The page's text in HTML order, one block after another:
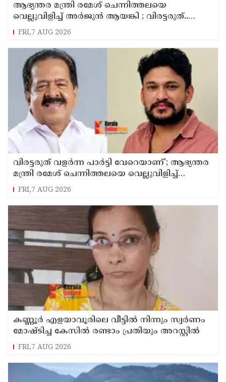
ആഭ്യന്തര മന്ത്രി രമേശ് ചെന്നിത്തലയെ
വെല്ലുവിളിച്ച് അ‍ർജുൻ ആയങ്കി ; വിരട്ടരുത്..
വളർന്ന പാർട്ടി വേറെയാണ് !
FRI,7 AUG 2026
വിരട്ടരുത് വളര്‍ന്ന പാര്‍ട്ടി വേറെയാണ്'; ആഭ്യന്തര
മന്ത്രി രമേശ് ചെന്നിത്തലയെ വെല്ലുവിളിച്ച്
അര്‍ജുന്‍ ആയങ്കി
FRI,7 AUG 2026
കണ്ണൂർ എളയാവൂരിലെ വീട്ടിൽ നിന്നും സ്വർണം
മോഷ്ടിച്ച കേസിൽ രണ്ടാം പ്രതിയും അറസ്റ്റിൽ
FRI,7 AUG 2026